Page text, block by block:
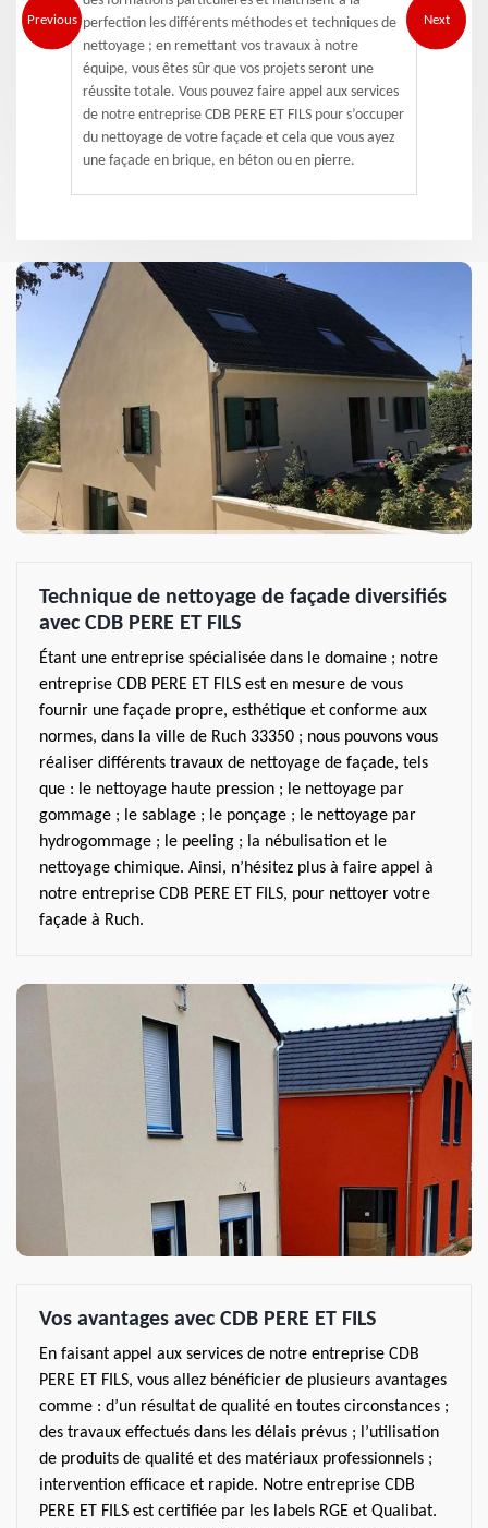
Previous perfection les différents méthodes et techniques de
nettoyage ; en remettant vos travaux à notre
équipe, vous êtes sûr que vos projets seront une
réussite totale. Vous pouvez faire appel aux services
de notre entreprise CDB PERE ET FILS pour s’occuper
du nettoyage de votre façade et cela que vous ayez
une façade en brique, en béton ou en pierre.
Next
Technique de nettoyage de façade diversifiés
avec CDB PERE ET FILS
Étant une entreprise spécialisée dans le domaine ; notre
entreprise CDB PERE ET FILS est en mesure de vous
fournir une façade propre, esthétique et conforme aux
normes, dans la ville de Ruch 33350 ; nous pouvons vous
réaliser différents travaux de nettoyage de façade, tels
que : le nettoyage haute pression ; le nettoyage par
gommage ; le sablage ; le ponçage ; le nettoyage par
hydrogommage ; le peeling ; la nébulisation et le
nettoyage chimique. Ainsi, n’hésitez plus à faire appel à
notre entreprise CDB PERE ET FILS, pour nettoyer votre
façade à Ruch.
Vos avantages avec CDB PERE ET FILS
En faisant appel aux services de notre entreprise CDB
PERE ET FILS, vous allez bénéficier de plusieurs avantages
comme : d’un résultat de qualité en toutes circonstances ;
des travaux effectués dans les délais prévus ; l’utilisation
de produits de qualité et des matériaux professionnels ;
intervention efficace et rapide. Notre entreprise CDB
PERE ET FILS est certifiée par les labels RGE et Qualibat.